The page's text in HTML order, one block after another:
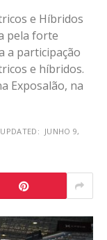
e Híbridos
pela forte
a participação
e híbridos.
Exposalão, na
UPDATED: JUNHO 9,